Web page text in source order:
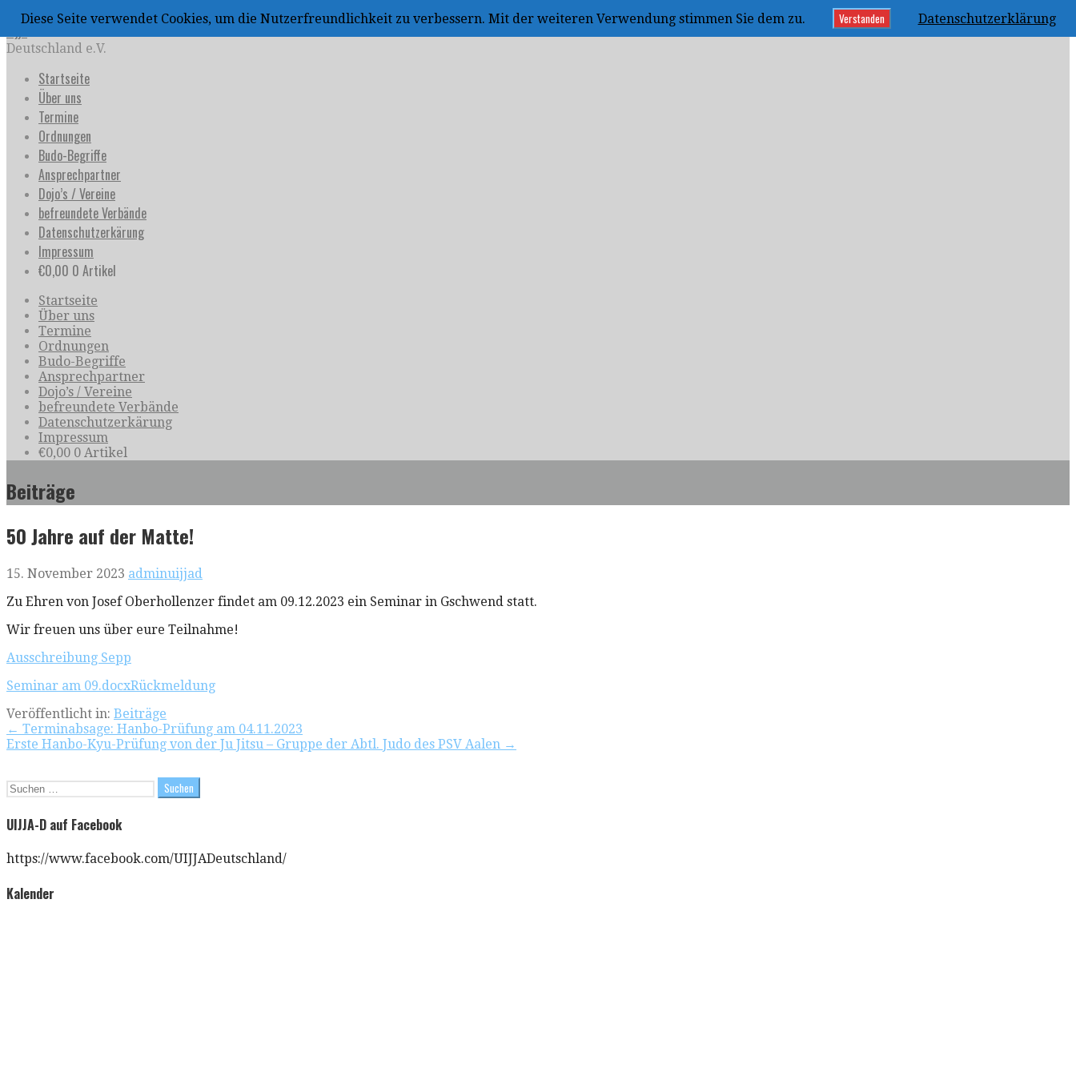
Zum
Inhalt
springen
Deutschland e.V.
Startseite
Über uns
Termine
Ordnungen
Budo-Begriffe
Ansprechpartner
Dojo’s / Vereine
befreundete Verbände
Datenschutzerkärung
Impressum
€0,00 0 Artikel
Startseite
Über uns
Termine
Ordnungen
Budo-Begriffe
Ansprechpartner
Dojo’s / Vereine
befreundete Verbände
Datenschutzerkärung
Impressum
€0,00 0 Artikel
Beiträge
50 Jahre auf der Matte!
15. November 2023 adminuijjad
Zu Ehren von Josef Oberhollenzer findet am 09.12.2023 ein Seminar in Gschwend statt.
Wir freuen uns über eure Teilnahme!
Ausschreibung Sepp
Seminar am 09.docxRückmeldung
Veröffentlicht in: Beiträge
Beitragsnavigation
← Terminabsage: Hanbo-Prüfung am 04.11.2023
Erste Hanbo-Kyu-Prüfung von der Ju Jitsu – Gruppe der Abtl. Judo des PSV Aalen →
Suchen
UIJJA-D auf Facebook
https://www.facebook.com/UIJJADeutschland/
Kalender
Diese Seite verwendet Cookies, um die Nutzerfreundlichkeit zu verbessern. Mit der weiteren Verwendung stimmen Sie dem zu. Verstanden Datenschutzerklärung